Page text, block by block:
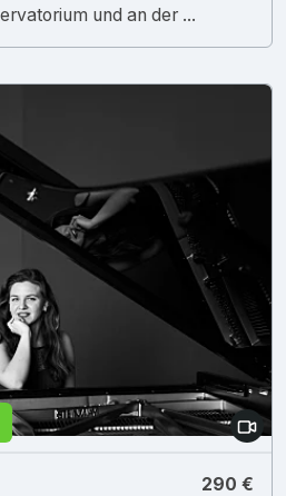
und an der ...
290 €